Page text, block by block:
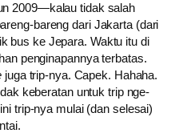
2009—kalau tidak salah
bareng dari Jakarta (dari
bus ke Jepara. Waktu itu di
penginapannya terbatas.
juga trip-nya. Capek. Hahaha.
keberatan untuk trip nge-
trip-nya mulai (dan selesai)